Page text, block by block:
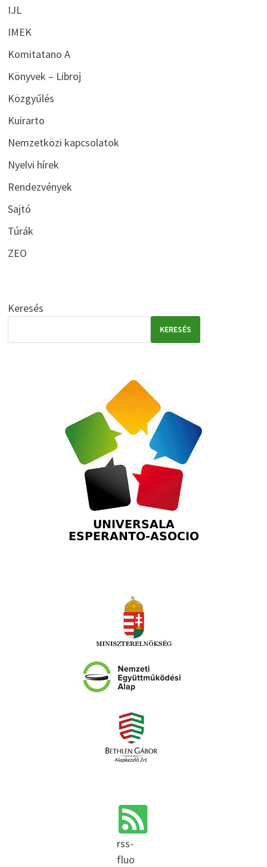
IJL
IMEK
Komitatano A
Könyvek – Libroj
Közgyűlés
Kuirarto
Nemzetközi kapcsolatok
Nyelvi hírek
Rendezvények
Sajtó
Túrák
ZEO
Keresés
KERESÉS
rss-
fluo